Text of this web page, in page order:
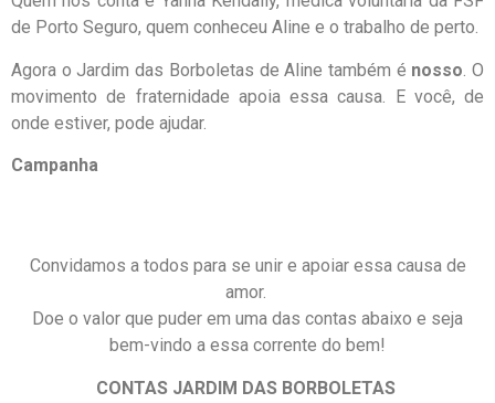
de Porto Seguro, quem conheceu Aline e o trabalho de perto.
Agora o Jardim das Borboletas de Aline também é nosso . O
movimento de fraternidade apoia essa causa. E você, de
onde estiver, pode ajudar.
Campanha
Convidamos a todos para se unir e apoiar essa causa de
amor.
Doe o valor que puder em uma das contas abaixo e seja
bem-vindo a essa corrente do bem!
CONTAS JARDIM DAS BORBOLETAS